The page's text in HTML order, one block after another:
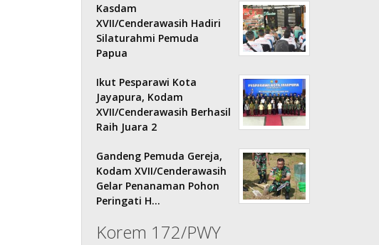
Kasdam
XVII/Cenderawasih Hadiri
Silaturahmi Pemuda
Papua
Ikut Pesparawi Kota
Jayapura, Kodam
XVII/Cenderawasih Berhasil
Raih Juara 2
Gandeng Pemuda Gereja,
Kodam XVII/Cenderawasih
Gelar Penanaman Pohon
Peringati H…
Korem 172/PWY